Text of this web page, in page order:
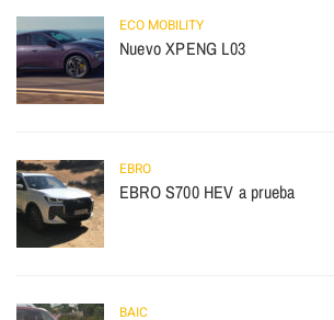
ECO MOBILITY
Nuevo XPENG L03
EBRO
EBRO S700 HEV a prueba
BAIC